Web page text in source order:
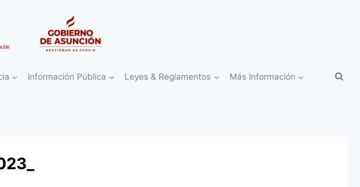
Información Pública Leyes & Reglamentos Más Información